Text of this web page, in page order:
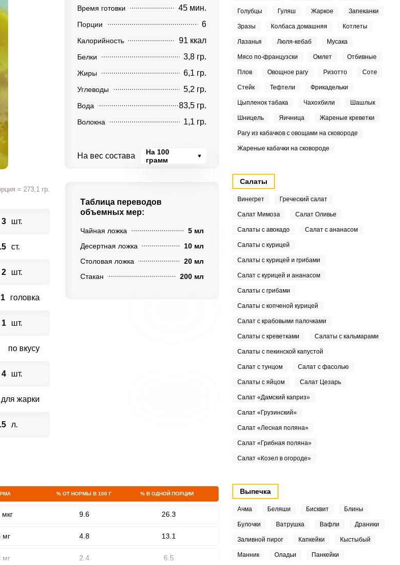
Время готовки 45 мин.
Порции 6
Калорийность 91 ккал
Белки 3,8 гр.
Жиры 6,1 гр.
Углеводы 5,2 гр.
Вода 83,5 гр.
Волокна 1,1 гр.
На вес состава
На 100
грамм
= 273,1 гр.
3 шт.
ст.
2 шт.
1 головка
1 шт.
по вкусу
4 шт.
для жарки
л.
Таблица переводов
объемных мер:
Чайная ложка
5 мл
Десертная ложка
10 мл
Столовая ложка
20 мл
Стакан
200 мл
% ОТ НОРМЫ В 100 Г % В ОДНОЙ ПОРЦИИ
9.6 26.3
мг 4.8 13.1
мг 2.4 6.5
Голубцы Гуляш Жаркое Запеканки
Зразы Колбаса домашняя Котлеты
Лазанья Люля-кебаб Мусака
Мясо по-французски Омлет Отбивные
Плов Овощное рагу Ризотто Соте
Стейк Тефтели Фрикадельки
Цыпленок табака Чахохбили Шашлык
Шницель Яичница Жареные креветки
Рагу из кабачков с овощами на сковороде
Жареные кабачки на сковороде
Салаты
Винегрет Греческий салат
Салат Мимоза Салат Оливье
Салаты с авокадо Салат с ананасом
Салаты с курицей
Салаты с курицей и грибами
Салат с курицей и ананасом
Салаты с грибами
Салаты с копченой курицей
Салат с крабовыми палочками
Салаты с креветками Салаты с кальмарами
Салаты с пекинской капустой
Салат с тунцом Салат с фасолью
Салаты с яйцом Салат Цезарь
Салат «Дамский каприз»
Салат «Грузинский»
Салат «Лесная поляна»
Салат «Грибная поляна»
Салат «Козел в огороде»
Выпечка
Ачма Беляши Бисквит Блины
Булочки Ватрушка Вафли Драники
Заливной пирог Капкейки Кыстыбый
Манник Оладьи Панкейки